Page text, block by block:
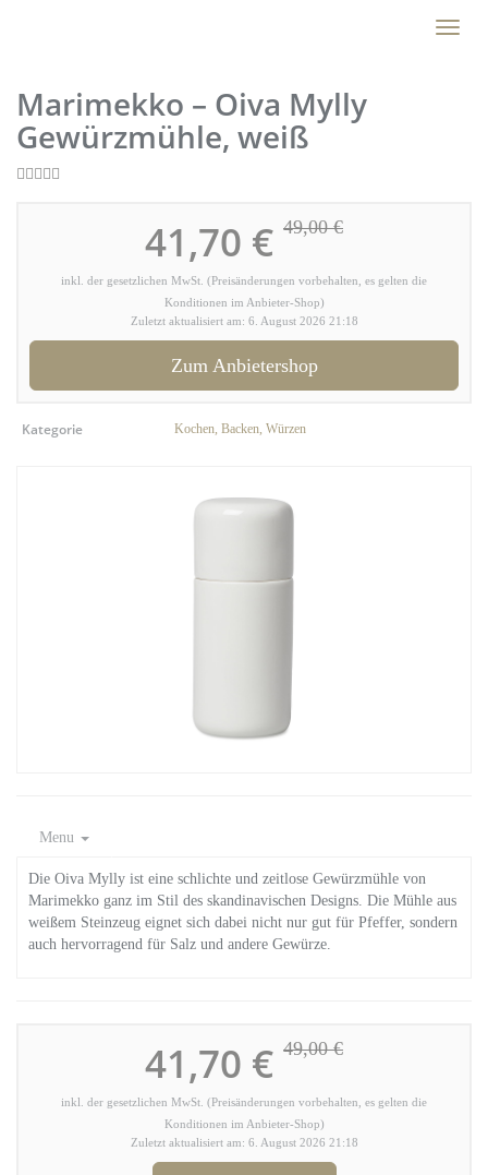
Toggle
Marimekko – Oiva Mylly
Gewürzmühle, weiß
41,70 € 49,00 €
inkl. der gesetzlichen MwSt. (Preisänderungen vorbehalten, es gelten die
Konditionen im Anbieter-Shop)
Zuletzt aktualisiert am: 6. August 2026 21:18
Zum Anbietershop
Kategorie Kochen, Backen, Würzen
Menu
Die Oiva Mylly ist eine schlichte und zeitlose Gewürzmühle von
Marimekko ganz im Stil des skandinavischen Designs. Die Mühle aus
weißem Steinzeug eignet sich dabei nicht nur gut für Pfeffer, sondern
auch hervorragend für Salz und andere Gewürze.
41,70 € 49,00 €
inkl. der gesetzlichen MwSt. (Preisänderungen vorbehalten, es gelten die
Konditionen im Anbieter-Shop)
Zuletzt aktualisiert am: 6. August 2026 21:18